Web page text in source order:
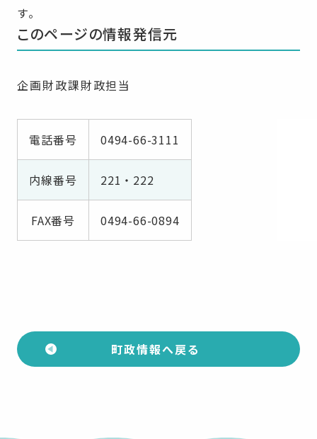
す。
このページの情報発信元
企画財政課財政担当
電話番号 0494-66-3111
内線番号 221・222
FAX番号 0494-66-0894
町政情報へ戻る